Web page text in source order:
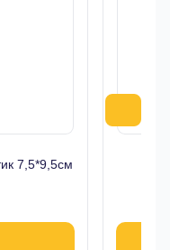
7,5*9,5см